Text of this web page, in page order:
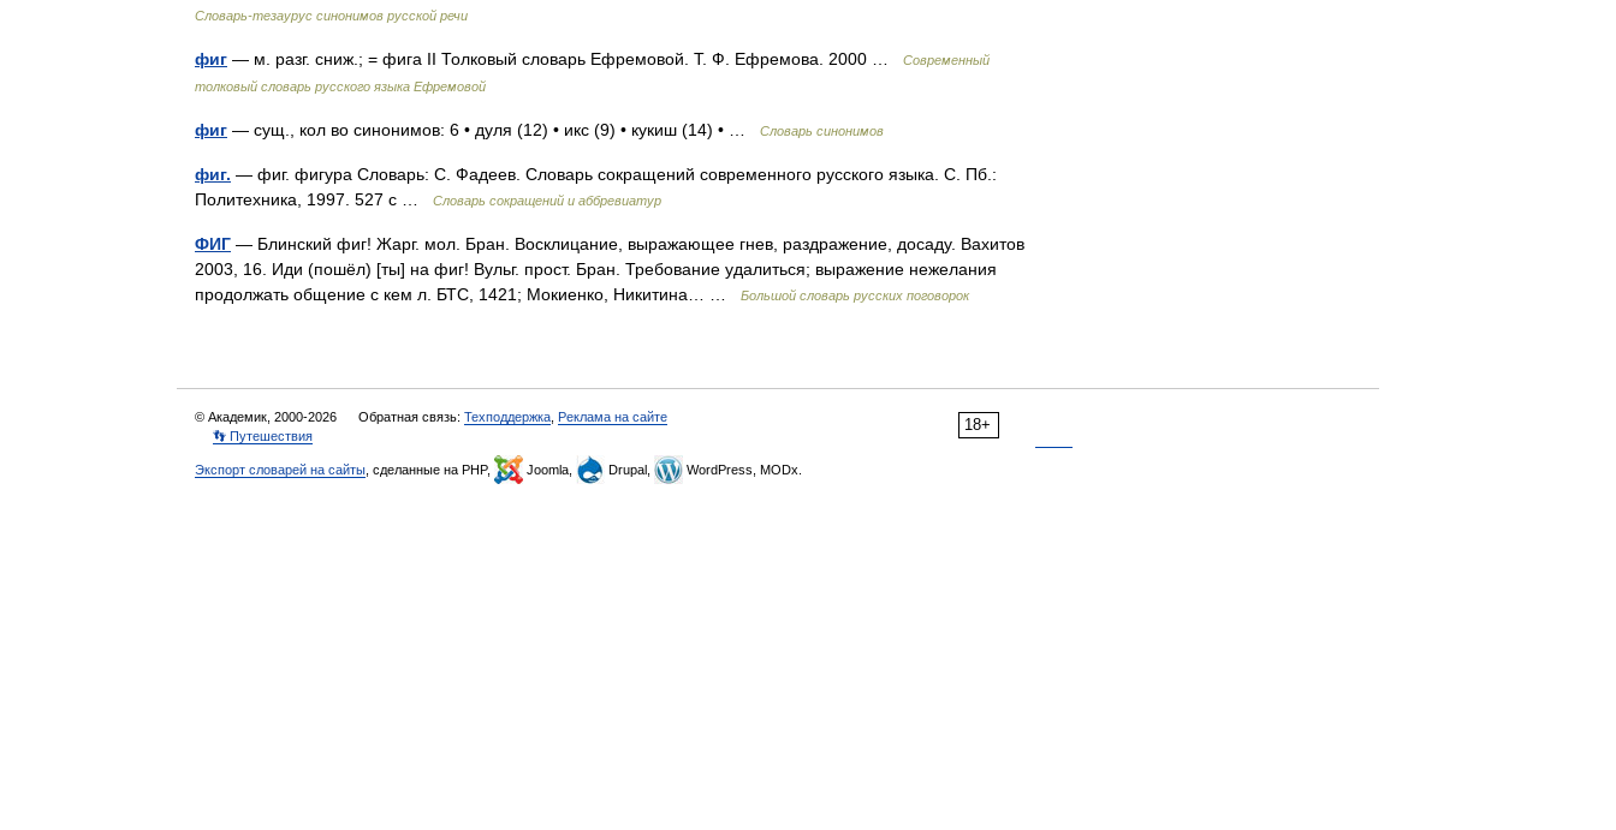
Словарь-тезаурус синонимов русской речи
фиг — м. разг. сниж.; = фига II Толковый словарь Ефремовой. Т. Ф. Ефремова. 2000 …
Современный
толковый словарь русского языка Ефремовой
фиг — сущ., кол во синонимов: 6 • дуля (12) • икс (9) • кукиш (14) • … Словарь синонимов
фиг. — фиг. фигура Словарь: С. Фадеев. Словарь сокращений современного русского языка. С. Пб.:
Политехника, 1997. 527 с …
Словарь сокращений и аббревиатур
ФИГ — Блинский фиг! Жарг. мол. Бран. Восклицание, выражающее гнев, раздражение, досаду. Вахитов
2003, 16. Иди (пошёл) [ты] на фиг! Вульг. прост. Бран. Требование удалиться; выражение нежелания
продолжать общение с кем л. БТС, 1421; Мокиенко, Никитина… …
Большой словарь русских поговорок
18+
© Академик, 2000-2026 Обратная связь: Техподдержка Реклама на сайте
👣 Путешествия
Экспорт словарей на сайты , сделанные на PHP, Joomla, Drupal, WordPress, MODx.